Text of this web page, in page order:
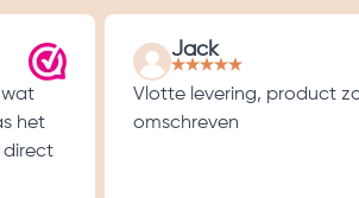
wat
het
direct
Jack
Vlotte levering, product
omschreven